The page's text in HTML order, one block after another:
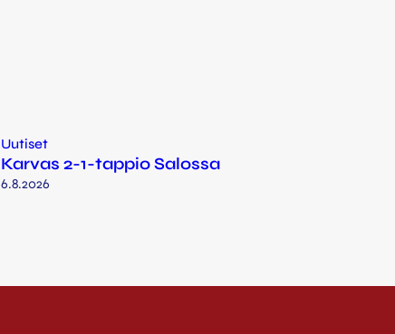
Uutiset
Karvas 2-1-tappio Salossa
6.8.2026